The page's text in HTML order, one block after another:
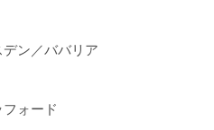
デン／ババリア
ォード